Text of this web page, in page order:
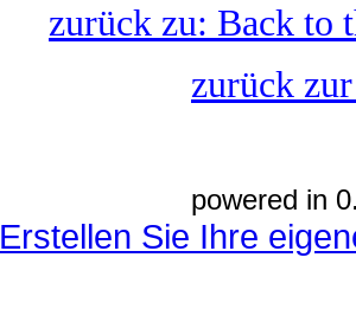
zurück zu: Back to
zurück
powered in
Erstellen Sie Ihre